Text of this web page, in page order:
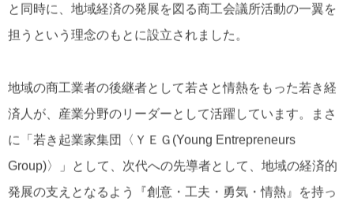
と同時に、地域経済の発展を図る商工会議所活動の一翼を
担うという理念のもとに設立されました。
地域の商工業者の後継者として若さと情熱をもった若き経
済人が、産業分野のリーダーとして活躍しています。まさ
に「若き起業家集団〈ＹＥＧ(Young Entrepreneurs
Group)〉」として、次代への先導者として、地域の経済的
発展の支えとなるよう『創意・工夫・勇気・情熱』を持っ